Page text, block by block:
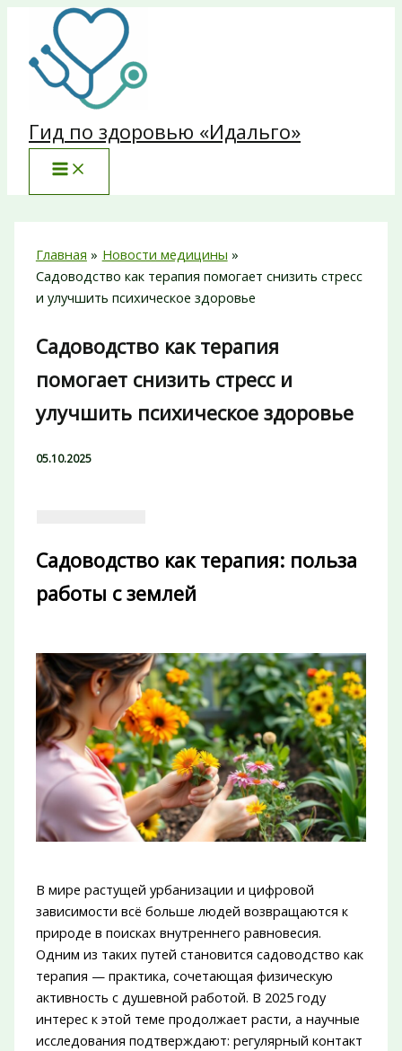
Перейти
содержимому
Гид по здоровью «Идальго»
Главная
Новости медицины
Садоводство как терапия помогает снизить стресс
и улучшить психическое здоровье
Садоводство как терапия
помогает снизить стресс и
улучшить психическое здоровье
05.10.2025
Садоводство как терапия: польза
работы с землей
В мире растущей урбанизации и цифровой
зависимости всё больше людей возвращаются к
природе в поисках внутреннего равновесия.
Одним из таких путей становится садоводство как
терапия — практика, сочетающая физическую
активность с душевной работой. В 2025 году
интерес к этой теме продолжает расти, а научные
исследования подтверждают: регулярный контакт